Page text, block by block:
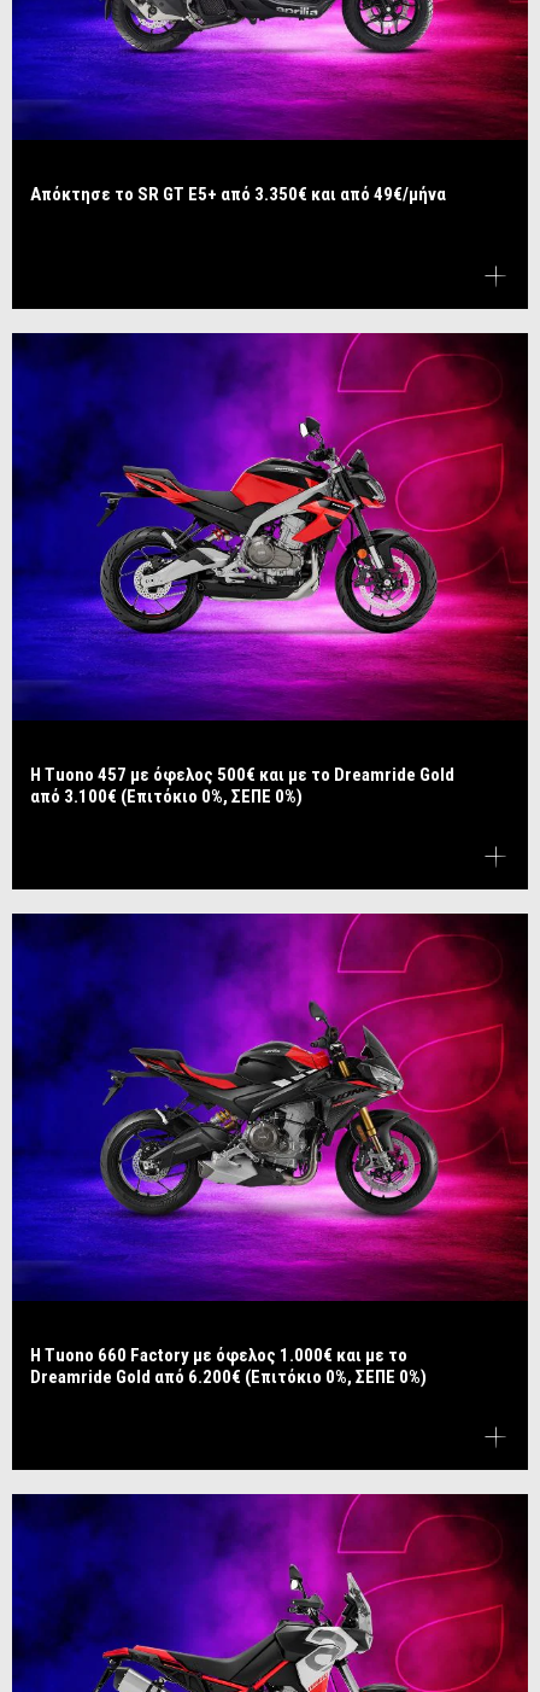
Απόκτησε το SR GT E5+ από 3.350€ και από 49€/μήνα
​​​​​​​Η Tuono 457 με όφελος 500€ και με το Dreamride Gold
από 3.100€ (Επιτόκιο 0%, ΣΕΠΕ 0%)
Η Tuono 660 Factory με όφελος 1.000€ και με το
Dreamride Gold από 6.200€ (Επιτόκιο 0%, ΣΕΠΕ 0%)